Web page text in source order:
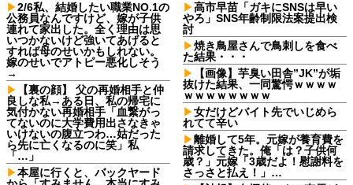
2/6私、結婚したい職業NO.1の
公務員なんですけど、嫁が子供
連れて家出した。全く理由は思
いつかないけど強いてあげると
すれば母のせいかもしれない。
嫁のせいでアトピー悪化しそう
→
【裏の顔】 父の再婚相手と仲
良しな私→ある日、私の帰宅に
気付かない再婚相手「血繋がっ
てないのに大学費用出さなきゃ
いけないの腹立つわ…姑だった
ら先に亡くなるのに笑」私
「…」
本屋に行くと、バックヤード
高市早苗「ガキにSNSは早い
やろ」SNS年齢制限法案提出検
討
焼き鳥屋さんで鳥刺しを食べ
た結果・・・
【画像】芋臭い田舎”JK”が垢
抜けた結果、一同驚愕ｗｗｗｗ
ｗｗｗｗｗｗｗｗ
女だけどバイト先でいじめら
れてて辛い
離婚して5年。元嫁が養育費を
請求してきた。俺「は？子供何
歳？」元嫁「3歳だよ！慰謝料を
さっさと払え！」…